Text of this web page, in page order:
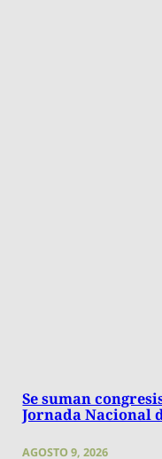
Se suman
Jornada Nacional
AGOSTO 9, 2026